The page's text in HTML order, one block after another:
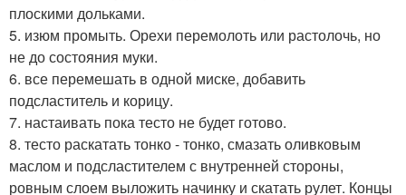
плоскими дольками.
5. изюм промыть. Орехи перемолоть или растолочь, но
не до состояния муки.
6. все перемешать в одной миске, добавить
подсластитель и корицу.
7. настаивать пока тесто не будет готово.
8. тесто раскатать тонко - тонко, смазать оливковым
маслом и подсластителем с внутренней стороны,
ровным слоем выложить начинку и скатать рулет. Концы